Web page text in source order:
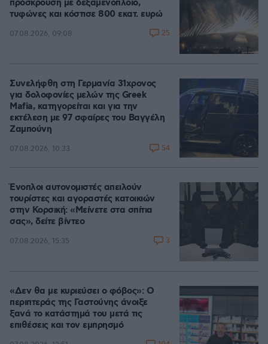
πρόσκρουση με δεξαμενόπλοιο,
τυφώνες και κόστισε 800 εκατ. ευρώ
07.08.2026, 09:08 25
Συνελήφθη στη Γερμανία 31χρονος
για δολοφονίες μελών της Greek
Mafia, κατηγορείται και για την
εκτέλεση με 97 σφαίρες του Βαγγέλη
Ζαμπούνη
07.08.2026, 10:33 54
Ένοπλοι αυτονομιστές απειλούν
τουρίστες και αγοραστές κατοικιών
στην Κορσική: «Μείνετε στα σπίτια
σας», δείτε βίντεο
07.08.2026, 15:35 3
«Δεν θα με κυριεύσει ο φόβος»: Ο
περιπτεράς της Γαστούνης άνοιξε
ξανά το κατάστημά του μετά τις
επιθέσεις και τον εμπρησμό